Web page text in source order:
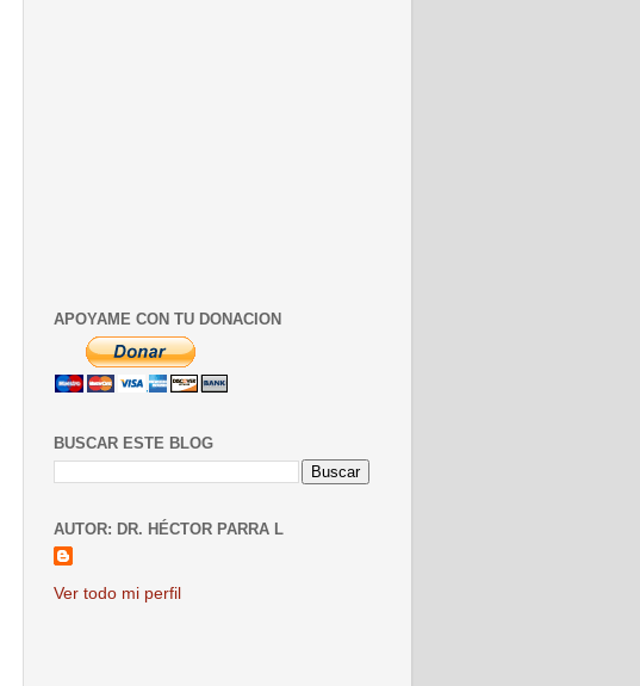
APOYAME CON TU DONACION
BUSCAR ESTE BLOG
AUTOR: DR. HÉCTOR PARRA L
Ver todo mi perfil